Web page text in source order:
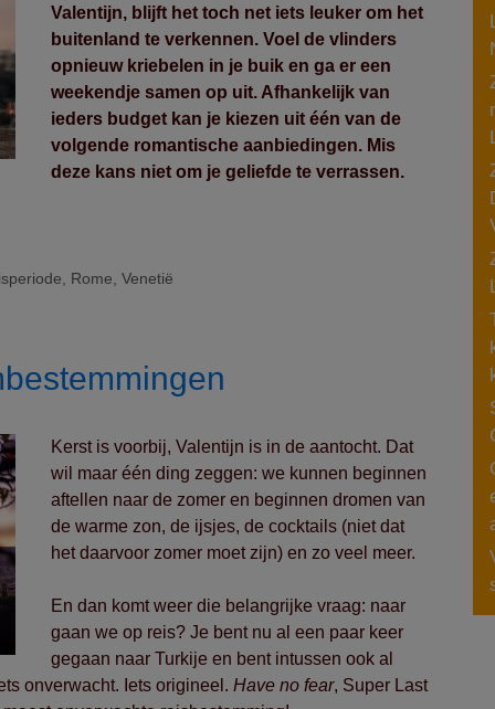
Valentijn, blijft het toch net iets leuker om het
buitenland te verkennen. Voel de vlinders
opnieuw kriebelen in je buik en ga er een
weekendje samen op uit. Afhankelijk van
ieders budget kan je kiezen uit één van de
volgende romantische aanbiedingen. Mis
deze kans niet om je geliefde te verrassen.
, Rome,Venetië
Kerst is voorbij, Valentijn is in de aantocht. Dat
wil maar één ding zeggen: we kunnen beginnen
aftellen naar de zomer en beginnen dromen van
de warme zon, de ijsjes, de cocktails (niet dat
het daarvoor zomer moet zijn) en zo veel meer.
En dan komt weer die belangrijke vraag: naar
gaan we op reis? Je bent nu al een paar keer
gegaan naar Turkije en bent intussen ook al
onverwacht. Iets origineel. Have no fear, Super Last